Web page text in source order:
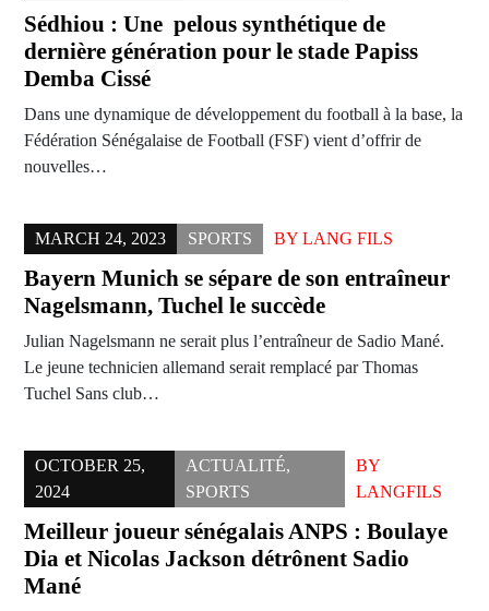
Sédhiou : Une pelous synthétique de
dernière génération pour le stade Papiss
Demba Cissé
Dans une dynamique de développement du football à la base, la
Fédération Sénégalaise de Football (FSF) vient d’offrir de
nouvelles…
MARCH 24, 2023 SPORTS BY LANG FILS
Bayern Munich se sépare de son entraîneur
Nagelsmann, Tuchel le succède
Julian Nagelsmann ne serait plus l’entraîneur de Sadio Mané.
Le jeune technicien allemand serait remplacé par Thomas
Tuchel Sans club…
OCTOBER 25,
2024
ACTUALITÉ,
SPORTS
BY
LANGFILS
Meilleur joueur sénégalais ANPS : Boulaye
Dia et Nicolas Jackson détrônent Sadio
Mané